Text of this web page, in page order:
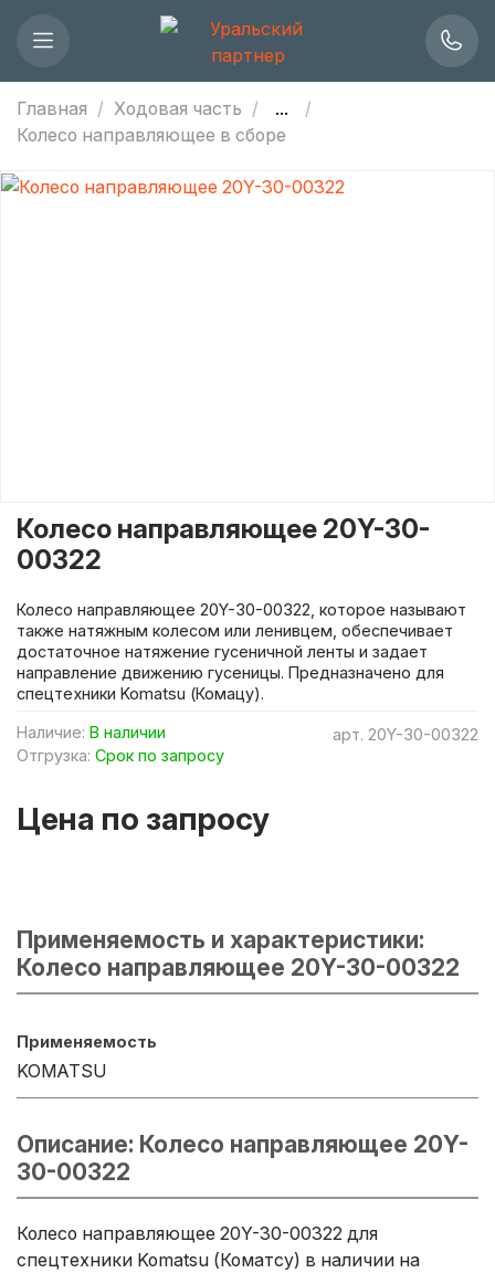
Главная Ходовая часть
...
Колесо направляющее в сборе
арт. 20Y-30-00322
Наличие: В наличии
Отгрузка: Срок по запросу
Колесо направляющее 20Y-30-
00322
Цена по запросу
Колесо направляющее 20Y-30-00322, которое называют
также натяжным колесом или ленивцем, обеспечивает
достаточное натяжение гусеничной ленты и задает
направление движению гусеницы. Предназначено для
спецтехники Komatsu (Комацу).
Применяемость и характеристики:
Колесо направляющее 20Y-30-00322
Применяемость
KOMATSU
Описание: Колесо направляющее 20Y-
30-00322
Колесо направляющее 20Y-30-00322 для
спецтехники Komatsu (Коматсу) в наличии на